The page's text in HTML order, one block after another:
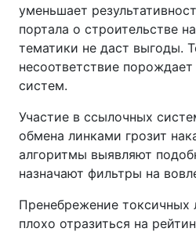
уменьшает
портала о строительстве
тематики не даст выгоды.
несоответствие
систем.
Участие в ссылочных
обмена линками грозит
алгоритмы выявляют
назначают фильтры на
Пренебрежение
плохо отразиться на